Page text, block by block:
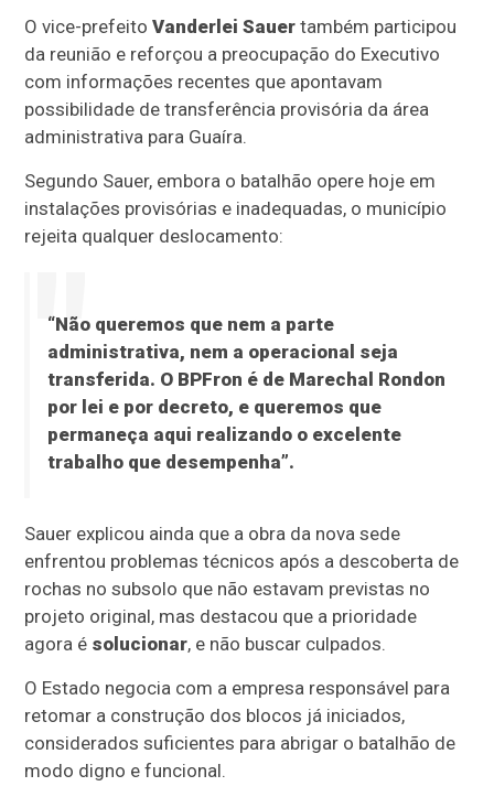
O vice-prefeitoVanderlei Sauer também participou
da reunião e reforçou a preocupação do Executivo
com informações recentes que apontavam
possibilidade de transferência provisória da área
administrativa para Guaíra.
Segundo Sauer, embora o batalhão opere hoje em
instalações provisórias e inadequadas, o município
rejeita qualquer deslocamento:
“Não queremos que nem a parte
administrativa, nem a operacional seja
transferida. O BPFron é de Marechal Rondon
por lei e por decreto, e queremos que
permaneça aqui realizando o excelente
trabalho que desempenha”.
Sauer explicou ainda que a obra da nova sede
enfrentou problemas técnicos após a descoberta de
rochas no subsolo que não estavam previstas no
projeto original, mas destacou que a prioridade
agora é solucionar, e não buscar culpados.
O Estado negocia com a empresa responsável para
retomar a construção dos blocos já iniciados,
considerados suficientes para abrigar o batalhão de
modo digno e funcional.